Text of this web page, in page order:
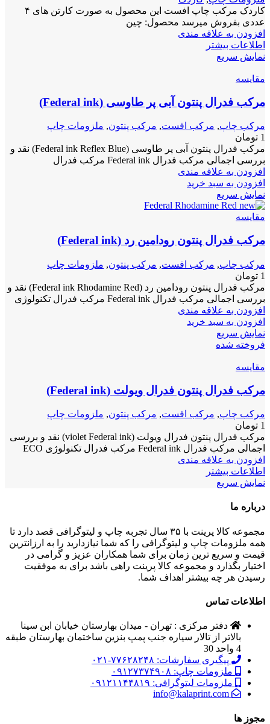
کاردک مرکب چاپ افست این محصول به صورت کارتن های ۴
عددی بفروش میرسد محصول: چین
افزودن به علاقه مندی
اطلاعات بیشتر
نمایش سریع
مقايسه
مرکب فدرال پنتون آبی پر طاوسی (Federal ink)
مرکب چاپ, مرکب افست, مرکب پنتون, ملزومات چاپ
1 تومان
مرکب فدرال پنتون آبی پر طاوسی (Federal ink Reflex Blue) نقد و
بررسی اجمالی مرکب فدرال Federal ink مرکب فدرال
افزودن به علاقه مندی
افزودن به سبد خرید
نمایش سریع
مقايسه
مرکب فدرال پنتون رودامین رد (Federal ink)
مرکب چاپ, مرکب افست, مرکب پنتون, ملزومات چاپ
1 تومان
مرکب فدرال پنتون رودامین رد (Federal ink Rhodamine Red) نقد و
بررسی اجمالی مرکب فدرال Federal ink مرکب فدرال تکنولوژی
افزودن به علاقه مندی
افزودن به سبد خرید
نمایش سریع
فروخته شده
مقايسه
مرکب فدرال پنتون فدرال ویولت (Federal ink)
مرکب چاپ, مرکب افست, مرکب پنتون, ملزومات چاپ
1 تومان
مرکب فدرال پنتون فدرال ویولت (violet Federal ink) نقد و بررسی
اجمالی مرکب فدرال Federal ink مرکب فدرال تکنولوژی ECO
افزودن به علاقه مندی
اطلاعات بیشتر
نمایش سریع
درباره ما
مجموعه کالا پرینت با ۳۵ سال تجربه چاپ و لیتوگرافی قصد دارد تا
همه ملزومات چاپ و لیتوگرافی را که شما نیازدارید را به ارزانترین
قیمت و سریع ترین زمان برای شما همکاران عزیز و گرامی در
اختیار بگذارد و مجموعه کالا پرینت راهی باشد برای به موفقیت
رسیدن هر چه بیشتر اهداف شما.
اطلاعات تماس
دفتر مرکزی : تهران - میدان بهارستان خیابان ابن سینا
بالاتر از تالار سیاره جنب پمپ بنزین ساختمان بهارستان طبقه
4 واحد 30
پیگیری سفارشات: ۷۷۶۲۸۲۴۸-۰۲۱
ملزومات چاپ: ۰۹۱۲۷۳۷۴۹۰۸
ملزومات لیتوگرافی: ۰۹۱۲۱۱۴۴۸۱۹
info@kalaprint.com
مجوز ها